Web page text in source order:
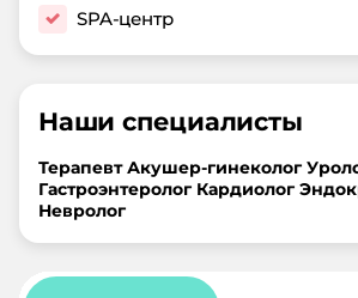
SPA-центр
Наши специалисты
Терапевт Акушер-гинеколог
Гастроэнтеролог Кардиолог
Невролог